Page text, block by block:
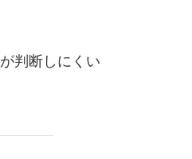
判断しにくい